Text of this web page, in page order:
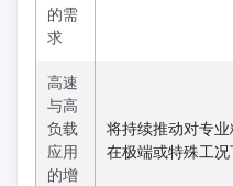
的需
求
高速
与高
负载
应用
的增
将持续推动对专
在极端或特殊工况